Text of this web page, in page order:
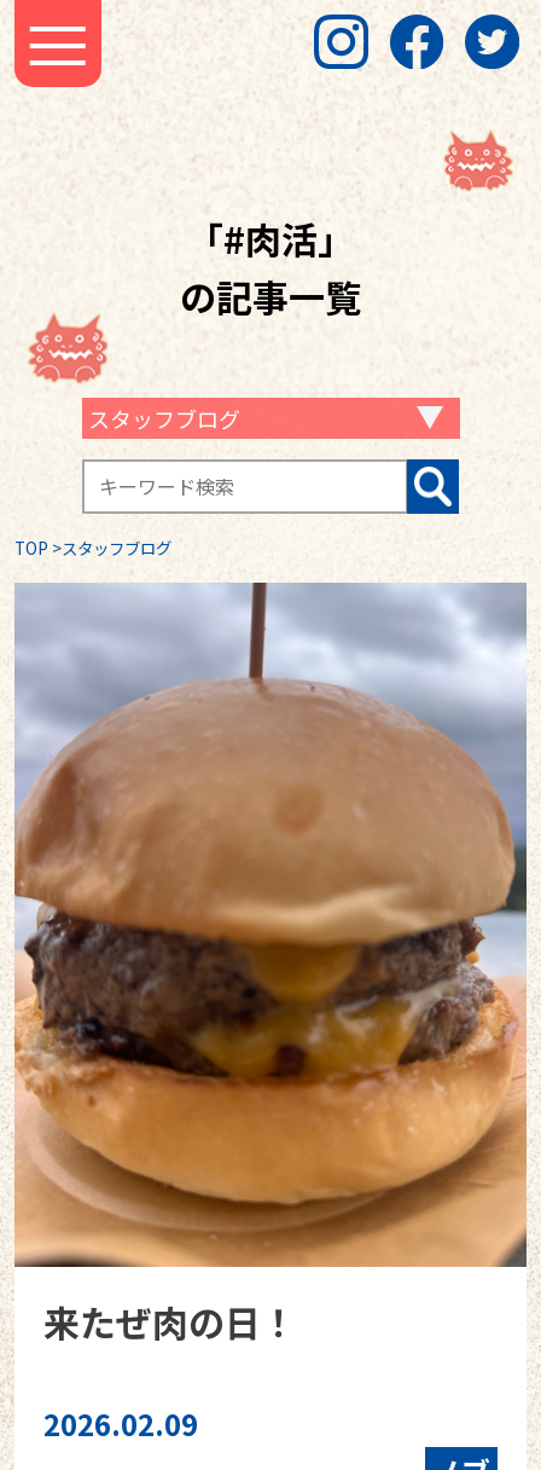
「#肉活」
の記事一覧
スタッフブログ
TOP >スタッフブログ
来たぜ肉の日！
2026.02.09